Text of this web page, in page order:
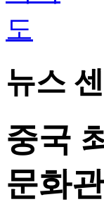
뉴스
중국
문화